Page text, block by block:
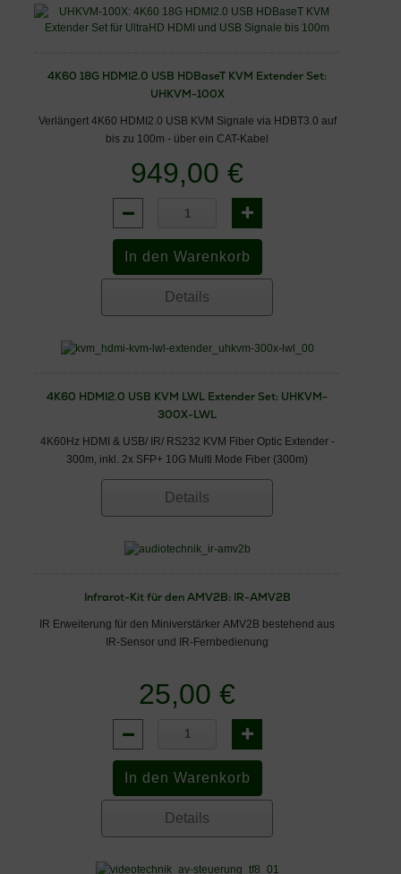
4K60 18G HDMI2.0 USB HDBaseT KVM Extender Set:
UHKVM-100X
Verlängert 4K60 HDMI2.0 USB KVM Signale via HDBT3.0 auf
bis zu 100m - über ein CAT-Kabel
949,00 €
Details
4K60 HDMI2.0 USB KVM LWL Extender Set: UHKVM-
300X-LWL
4K60Hz HDMI & USB/ IR/ RS232 KVM Fiber Optic Extender -
300m, inkl. 2x SFP+ 10G Multi Mode Fiber (300m)
Details
Infrarot-Kit für den AMV2B: IR-AMV2B
IR Erweiterung für den Miniverstärker AMV2B bestehend aus
IR-Sensor und IR-Fernbedienung
25,00 €
Details